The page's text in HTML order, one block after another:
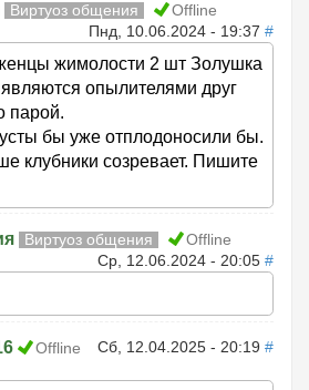
Виртуоз общения
Offline
Пнд, 10.06.2024 - 19:37 #
жимолости 2 шт Золушка
опылителями друг
парой.
бы уже отплодоносили бы.
клубники созревает. Пишите
Виртуоз общения
Offline
Ср, 12.06.2024 - 20:05 #
Offline Сб, 12.04.2025 - 20:19 #